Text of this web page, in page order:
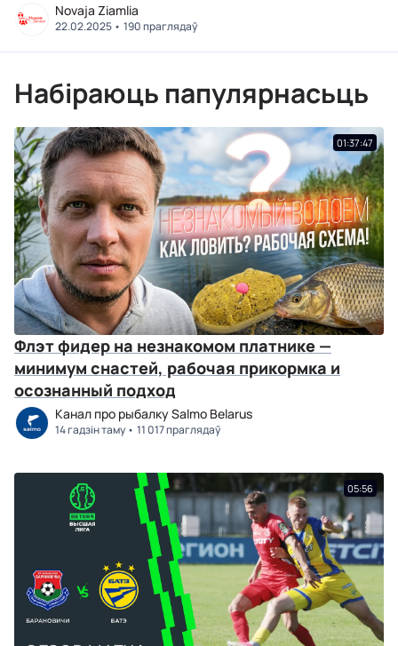
Novaja Ziamlia
22.02.2025 190 праглядаў
Набіраюць папулярнасьць
01:37:47
Флэт фидер на незнакомом платнике —
минимум снастей, рабочая прикормка и
осознанный подход
Канал про рыбалку Salmo Belarus
14 гадзін таму 11 017 праглядаў
05:56